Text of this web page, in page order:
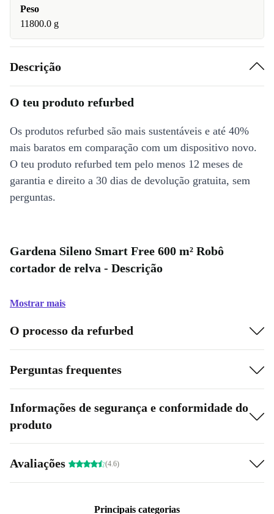
Peso
11800.0 g
Descrição
O teu produto refurbed
Os produtos refurbed são mais sustentáveis e até 40%
mais baratos em comparação com um dispositivo novo.
O teu produto refurbed tem pelo menos 12 meses de
garantia e direito a 30 dias de devolução gratuita, sem
perguntas.
Gardena Sileno Smart Free 600 m² Robô
cortador de relva - Descrição
Mostrar mais
O processo da refurbed
Perguntas frequentes
Informações de segurança e conformidade do
produto
Avaliações (4.6)
Principais categorias